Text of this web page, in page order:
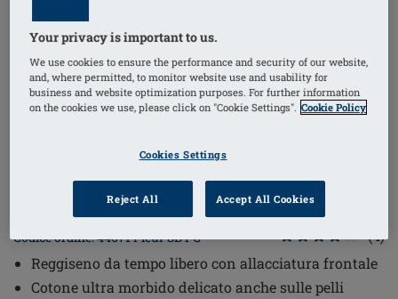
Codice ordine: 44671 Fleur SB FC
(4)
Reggiseno da tempo libero con allacciatura frontale
Cotone ultra morbido delicato anche sulle pelli
Your privacy is important to us.
We use cookies to ensure the performance and security of our website,
and, where permitted, to monitor website use and usability for
business and website optimization purposes. For further information
on the cookies we use, please click on "Cookie Settings". Cookie Policy
Cookies Settings
Reject All Accept All Cookies